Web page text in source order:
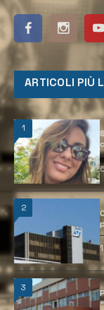
ARTICOLI PIÙ
1
2
3